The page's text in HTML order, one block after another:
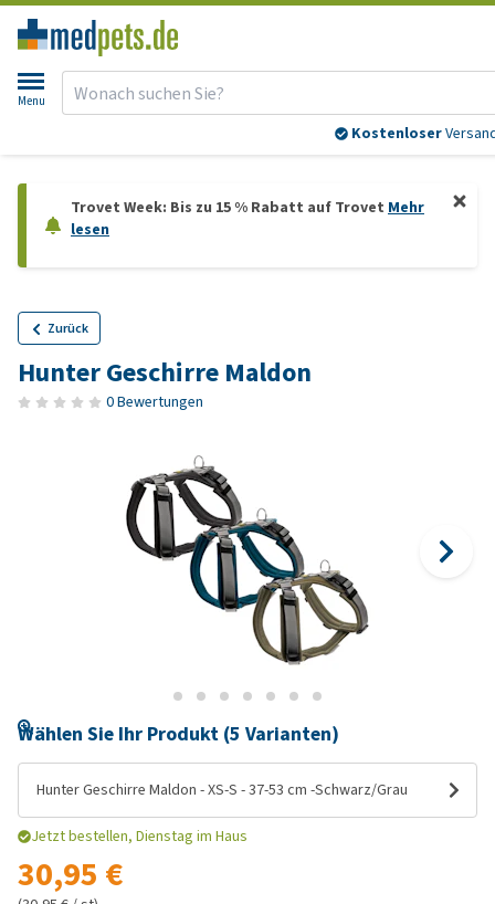
Menu
Kostenloser
Trovet Week: Bis zu 15 % Rabatt auf Trovet Mehr
lesen
Zurück
Hunter Geschirre Maldon
0 Bewertungen
Wählen Sie Ihr Produkt (5 Varianten)
Hunter Geschirre Maldon - XS-S - 37-53 cm -Schwarz/Grau
Jetzt bestellen, Dienstag im Haus
30,95 €